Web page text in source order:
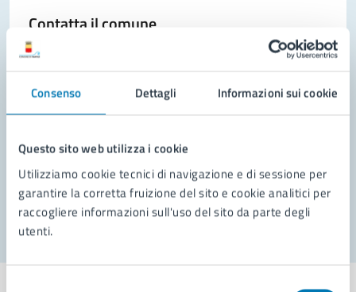
Consenso Dettagli Informazioni sui cookie
Questo sito web utilizza i cookie
Utilizziamo cookie tecnici di navigazione e di sessione per
garantire la corretta fruizione del sito e cookie analitici per
raccogliere informazioni sull'uso del sito da parte degli
utenti.
Contatta il comune
Richiedi assistenza
Segnala disservizio